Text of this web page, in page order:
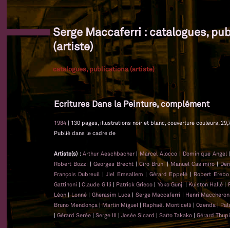
Serge Maccaferri : catalogues,
(artiste)
catalogues, publications (artiste)
Ecritures Dans la Peinture, complément
1984 | 130 pages, illustrations noir et blanc, couverture couleurs,
Publié dans le cadre de
Artiste(s) : Arthur Aeschbacher| Marcel Alocco | Dominique Angel
Robert Bozzi | Georges Brecht|Ciro Bruni|Manuel Casimiro|
François Dubreuil |Jiel Emsallem | Gérard Eppelé | Robert Erebo
Gattinoni |Claude Gilli | Patrick Grieco | Yoko Gunji|Kuiston Hallé |
Léon|Lonné| Gherasim Luca | Serge Maccaferri | Henri
Bruno Mendonça |Martin Miguel | Raphaël Monticelli | Ozenda|
| Gérard Serée|Serge III | Josée Sicard | Saïto Takako | Gérard